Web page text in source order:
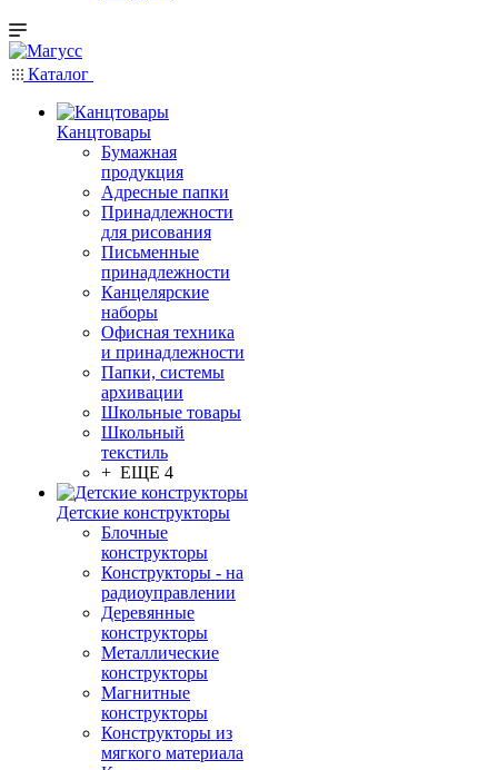
Каталог
Канцтовары
Бумажная
продукция
Адресные папки
Принадлежности
для рисования
Письменные
принадлежности
Канцелярские
наборы
Офисная техника
и принадлежности
Папки, системы
архивации
Школьные товары
Школьный
текстиль
+ ЕЩЕ 4
Детские конструкторы
Блочные
конструкторы
Конструкторы - на
радиоуправлении
Деревянные
конструкторы
Металлические
конструкторы
Магнитные
конструкторы
Конструкторы из
мягкого материала